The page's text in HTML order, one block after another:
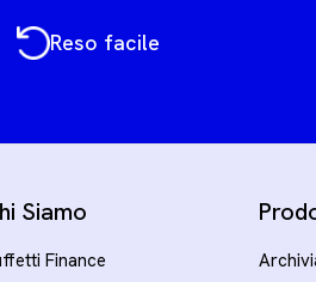
Reso facile
Siamo
Finance